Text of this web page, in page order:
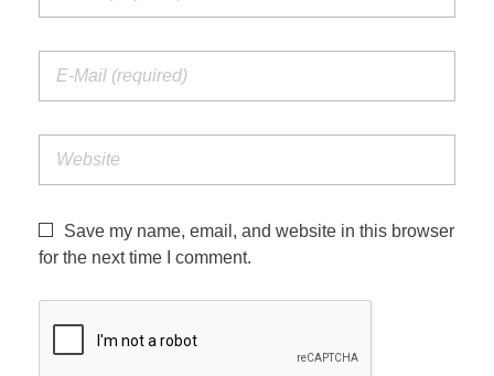
Save my name, email, and website in this browser
for the next time I comment.